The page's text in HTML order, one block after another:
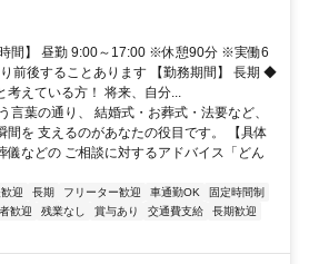
間】 昼勤 9:00～17:00 ※休憩90分 ※実働6
前後することあります 【勤務期間】 長期 ◆
考えている方！ 将来、自分...
言葉の通り、 結婚式・お葬式・法要など、
間を 支えるのがあなたの役目です。 【具体
などの ご相談に対するアドバイス「どん
迎 長期 フリーター歓迎 車通勤OK
固定時間制
歓迎 残業なし 賞与あり 交通費支給
長期歓迎